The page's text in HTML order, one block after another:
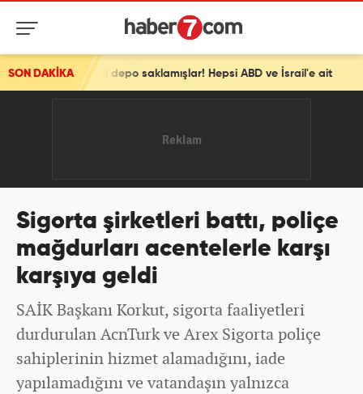
SON DAKİKA
depo saklamışlar! Hepsi ABD ve İsrail'e ait
Sigorta şirketleri battı, poliçe
mağdurları acentelerle karşı
karşıya geldi
SAİK Başkanı Korkut, sigorta faaliyetleri
durdurulan AcnTurk ve Arex Sigorta poliçe
sahiplerinin hizmet alamadığını, iade
yapılamadığını ve vatandaşın yalnızca